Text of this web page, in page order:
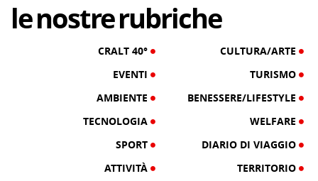
lenostrerubriche
CRALT 40°
CULTURA/ARTE
EVENTI
TURISMO
AMBIENTE
BENESSERE/LIFESTYLE
TECNOLOGIA
WELFARE
SPORT
DIARIO DI VIAGGIO
ATTIVITÀ
TERRITORIO